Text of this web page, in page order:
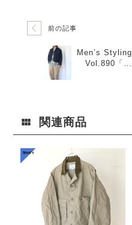
前の記事
Men’s Styling
Vol.890「シ
関連商品